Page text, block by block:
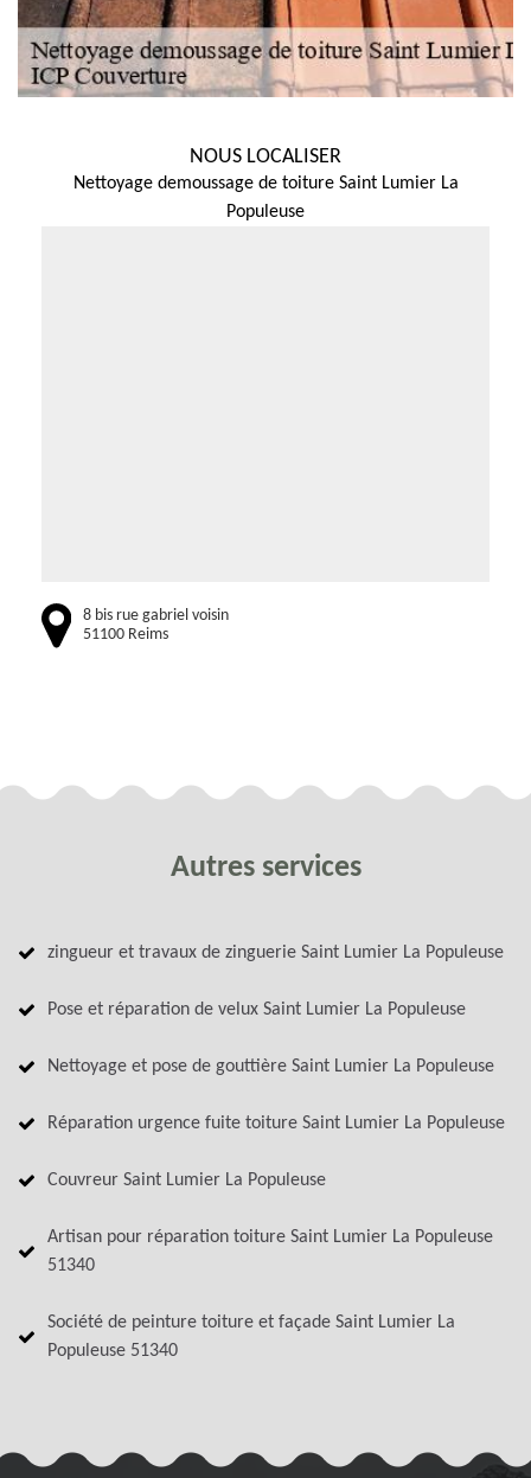
NOUS LOCALISER
Nettoyage demoussage de toiture Saint Lumier La
Populeuse
8 bis rue gabriel voisin
51100 Reims
Autres services
zingueur et travaux de zinguerie Saint Lumier La Populeuse
Pose et réparation de velux Saint Lumier La Populeuse
Nettoyage et pose de gouttière Saint Lumier La Populeuse
Réparation urgence fuite toiture Saint Lumier La Populeuse
Couvreur Saint Lumier La Populeuse
Artisan pour réparation toiture Saint Lumier La Populeuse
51340
Société de peinture toiture et façade Saint Lumier La
Populeuse 51340